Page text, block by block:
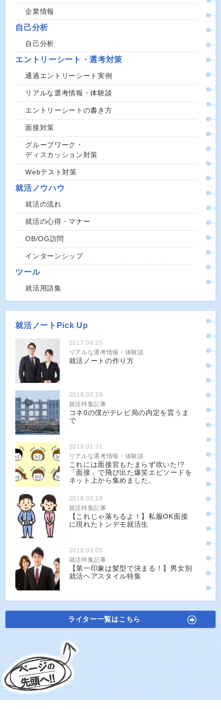
企業情報
自己分析
自己分析
エントリーシート・選考対策
通過エントリーシート実例
リアルな選考情報・体験談
エントリーシートの書き方
面接対策
グループワーク・
ディスカッション対策
Webテスト対策
就活ノウハウ
就活の流れ
就活の心得・マナー
OB/OG訪問
インターンシップ
ツール
就活用語集
就活ノートPick Up
2017.06.25
リアルな選考情報・体験談
就活ノートの作り方
2018.02.19
就活特集記事
コネ0の僕がテレビ局の内定を貰うま
で
2018.01.31
リアルな選考情報・体験談
これには面接官もたまらず吹いた!?
「面接」で飛び出た爆笑エピソードを
ネット上から集めました。
2018.02.19
就活特集記事
【これじゃ落ちるよ！】私服OK面接
に現れたトンデモ就活生
2018.03.05
就活特集記事
【第一印象は髪型で決まる！】男女別
就活ヘアスタイル特集
ライター一覧はこちら